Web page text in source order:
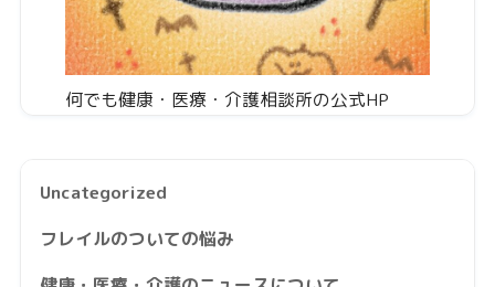
何でも健康・医療・介護相談所の公式HP
Uncategorized
フレイルのついての悩み